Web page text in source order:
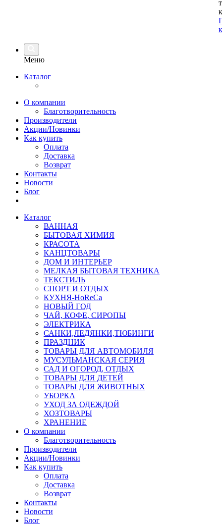
Меню
Каталог
О компании
Благотворительность
Производители
Акции/Новинки
Как купить
Оплата
Доставка
Возврат
Контакты
Новости
Блог
Каталог
ВАННАЯ
БЫТОВАЯ ХИМИЯ
КРАСОТА
КАНЦТОВАРЫ
ДОМ И ИНТЕРЬЕР
МЕЛКАЯ БЫТОВАЯ ТЕХНИКА
ТЕКСТИЛЬ
СПОРТ И ОТДЫХ
КУХНЯ-HoReCa
НОВЫЙ ГОД
ЧАЙ, КОФЕ, СИРОПЫ
ЭЛЕКТРИКА
САНКИ,ЛЕДЯНКИ,ТЮБИНГИ
ПРАЗДНИК
ТОВАРЫ ДЛЯ АВТОМОБИЛЯ
МУСУЛЬМАНСКАЯ СЕРИЯ
САД И ОГОРОД, ОТДЫХ
ТОВАРЫ ДЛЯ ДЕТЕЙ
ТОВАРЫ ДЛЯ ЖИВОТНЫХ
УБОРКА
УХОД ЗА ОДЕЖДОЙ
ХОЗТОВАРЫ
ХРАНЕНИЕ
О компании
Благотворительность
Производители
Акции/Новинки
Как купить
Оплата
Доставка
Возврат
Контакты
Новости
Блог